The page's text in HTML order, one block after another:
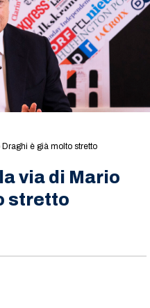
è già molto stretto
via di Mario
stretto